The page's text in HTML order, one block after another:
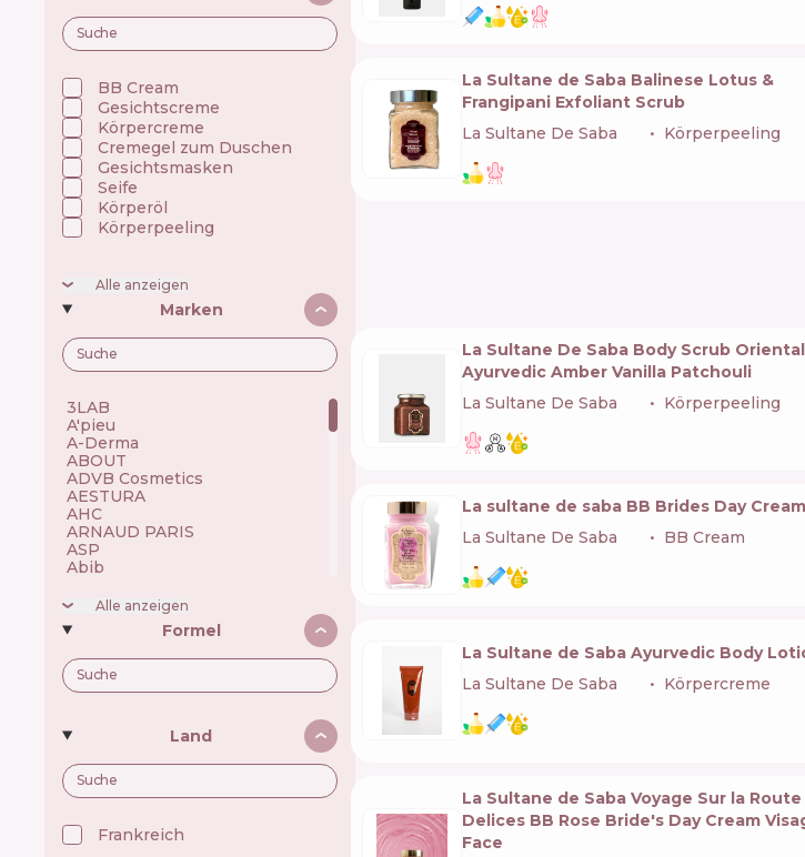
BB Cream
Gesichtscreme
Körpercreme
Cremegel zum Duschen
Gesichtsmasken
Seife
Körperöl
Körperpeeling
Alle anzeigen
Marken
3LAB 🇺🇸
A'pieu 🇰🇷
A-Derma 🇫🇷
ABOUT 🇺🇦
ADVB Cosmetics 🇹🇷
AESTURA 🇰🇷
AHC 🇰🇷
ARNAUD PARIS 🇫🇷
ASP 🇬🇧
Abib 🇰🇷
Achroactive Max 🇧🇬
Acnemy 🇪🇸
Acure 🇺🇸
Acwell 🇰🇷
Ada Tina 🇧🇷
Aesop 🇦🇺
Alfaparf 🇮🇹
Allen Mak 🇧🇬
Allies of Skin 🇸🇬
Alpecin 🇩🇪
Alpha H 🇦🇺
Amway 🇺🇸
Anastasia Beverly Hills 🇺🇸
Alle anzeigen
Formel
Land
Frankreich 🇫🇷
La Sultane de Saba Balinese Lotus &
Frangipani Exfoliant Scrub
La Sultane De Saba
Körperpeeling
La Sultane De Saba Body Scrub Oriental
Ayurvedic Amber Vanilla Patchouli
La Sultane De Saba
Körperpeeling
La sultane de saba BB Brides Day Cream
La Sultane De Saba
BB Cream
La Sultane de Saba Ayurvedic Body
La Sultane De Saba
Körpercreme
La Sultane de Saba Voyage Sur la
Delices BB Rose Bride's Day Сream
Face